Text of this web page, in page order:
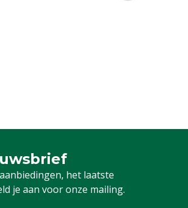
het laatste
je aan voor onze mailing.
nieuwsbrief